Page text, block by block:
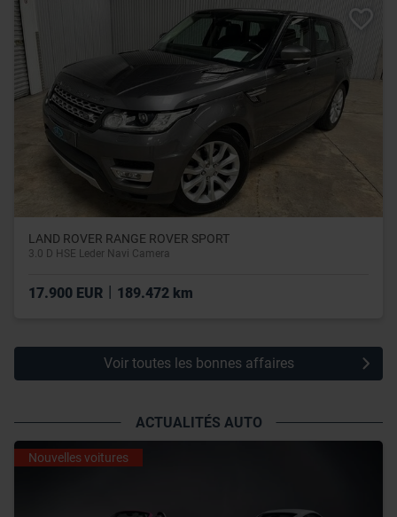
utilisation de leurs services.
LAND ROVER RANGE ROVER SPORT
3.0 D HSE Leder Navi Camera
17.900 EUR 189.472 km
Voir toutes les bonnes affaires
ACTUALITÉS AUTO
Nouvelles voitures